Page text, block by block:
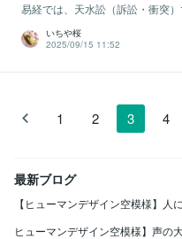
易経では、天水訟（訴訟・衝突
いちや桜
2025/09/15 11:52
1 2 3 4
最新ブログ
【ヒューマンデザイン空模様】人
ヒューマンデザイン空模様】声の